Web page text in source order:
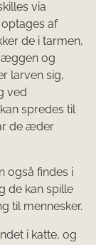
via
af
de i tarmen,
og
larven sig,
ved
spredes til
de æder
også findes i
de kan spille
til mennesker.
i katte, og